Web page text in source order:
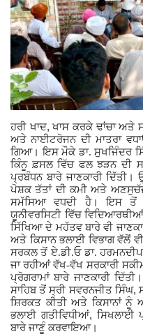
ਹਰੀ ਖਾਦ,ਖਾਸ ਕਰਕੇ ਢਾਂਚਾ ਅਤੇ
ਅਤੇ ਨਾਈਟਰੋਜਨ ਦੀ ਮਾਤਰਾ
ਗਿਆ। ਇਸ ਮੌਕੇ ਡਾ. ਸੁਖਜਿੰਦਰ
ਕਿੰਨੂ ਫ਼ਸਲ ਵਿੱਚ ਫਲ ਝੜਨ ਦੀ
ਪ੍ਰਬੰਧਨ ਬਾਰੇ ਜਾਣਕਾਰੀ
ਪੋਸ਼ਕ ਤੱਤਾਂ ਦੀ ਕਮੀ ਅਤੇ
ਸਮੱਸਿਆ ਵਧਦੀ ਹੈ। ਇਸ ਤੋਂ
ਯੂਨੀਵਰਸਿਟੀ ਵਿੱਚ
ਸਿੱਖਿਆ ਦੇ ਮਹੱਤਵ ਬਾਰੇ ਵੀ
ਅਤੇ ਕਿਸਾਨ ਭਲਾਈ ਵਿਭਾਗ ਵੱਲੋਂ
ਸਰਕਲ ਤੋਂ ਏ.ਡੀ.ਓ ਡਾ.
ਜਾ ਰਹੀਆਂ ਵੱਖ-ਵੱਖ ਸਰਕਾਰੀ
ਪ੍ਰੋਗਰਾਮਾਂ ਬਾਰੇ ਜਾਣਕਾਰੀ
ਸਾਹਿਬ ਤੋਂ ਸ੍ਰੀ ਸਵਰਨਜੀਤ ਸਿੰਘ,
ਸ਼ਿਰਕਤ ਕੀਤੀ ਅਤੇ ਕਿਸਾਨਾਂ
ਭਲਾਈ ਗਤੀਵਿਧੀਆਂ, ਸਿਖਲਾਈ
ਬਾਰੇ ਜਾਣੂੰ ਕਰਵਾਇਆ।